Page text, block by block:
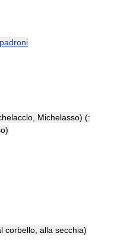
Michelasso) (:
corbello, alla secchia)